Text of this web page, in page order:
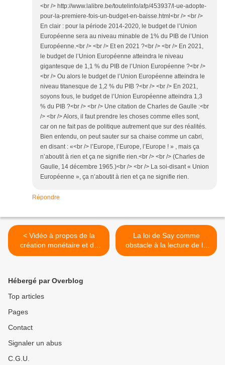
<br /> http://www.lalibre.be/toutelinfo/afp/453937/l-ue-adopte-
pour-la-premiere-fois-un-budget-en-baisse.html<br /> <br />
En clair : pour la période 2014-2020, le budget de l’Union
Européenne sera au niveau minable de 1% du PIB de l’Union
Européenne.<br /> <br /> Et en 2021 ?<br /> <br /> En 2021,
le budget de l’Union Européenne atteindra le niveau
gigantesque de 1,1 % du PIB de l’Union Européenne ?<br />
<br /> Ou alors le budget de l’Union Européenne atteindra le
niveau titanesque de 1,2 % du PIB ?<br /> <br /> En 2021,
soyons fous, le budget de l’Union Européenne atteindra 1,3
% du PIB ?<br /> <br /> Une citation de Charles de Gaulle :<br
/> <br /> Alors, il faut prendre les choses comme elles sont,
car on ne fait pas de politique autrement que sur des réalités.
Bien entendu, on peut sauter sur sa chaise comme un cabri,
en disant : «<br /> l’Europe, l’Europe, l’Europe ! » , mais ça
n’aboutit à rien et ça ne signifie rien.<br /> <br /> (Charles de
Gaulle, 14 décembre 1965.)<br /> <br /> La soi-disant « Union
Européenne », ça n’aboutit à rien et ça ne signifie rien.
Répondre
< Vidéo à propos de la
création monétaire et du
100% Monnaie.
La loi de Say comme
obstacle à la lecture de la
grande crise >
Hébergé par Overblog
Top articles
Pages
Contact
Signaler un abus
C.G.U.